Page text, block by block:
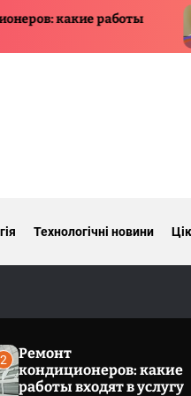
Як
перед
Технологічні новини
2
Ремонт
кондиционеров: какие
работы входят в услугу